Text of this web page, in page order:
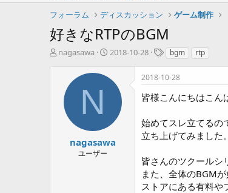
フォーラム
ディスカッション ゲーム制作
好きなRTPのBGM
T
nagasawa
開
2018-10-28
タbgm rtp
N
nagasawa
ユーザー
2018-10-28
皆様こんにちはこん
始めてスレ立てるの
立ち上げてみました
皆さんのツクールシ
また、全体のBGM
ストアにある有料や